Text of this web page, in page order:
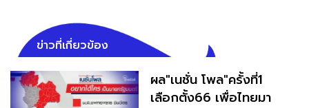
ข่าวที่เกี่ยวข้อง
ผล"เนชั่น โพล"ครั้งที่1
เลือกตั้ง66 เพื่อไทยมา